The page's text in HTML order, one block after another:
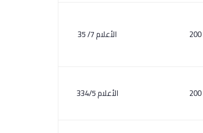
200 الأعلام 7/ 35
200 الأعلام 334/5